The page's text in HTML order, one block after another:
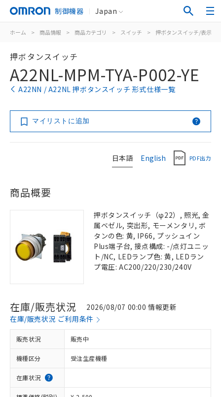
制御機器 Japan
ホーム > 商品情報 > 商品カテゴリ > スイッチ > 押ボタンスイッチ/表示灯
押ボタンスイッチ
A22NL-MPM-TYA-P002-YE
A22NN / A22NL 押ボタンスイッチ 形式仕様一覧
マイリストに追加
日本語 English PDF出力
商品概要
押ボタンスイッチ（φ22）, 照光, 金
属ベゼル, 突出形, モーメンタリ, ボ
タンの色: 黄, IP66, プッシュイン
Plus端子台, 接点構成: -/点灯ユニッ
ト/NC, LEDランプ色: 黄, LEDラン
プ電圧: AC200/220/230/240V
在庫/販売状況
2026/08/07 00:00 情報更新
在庫/販売状況 ご利用条件
販売状況 販売中
機種区分 受注生産機種
在庫状況